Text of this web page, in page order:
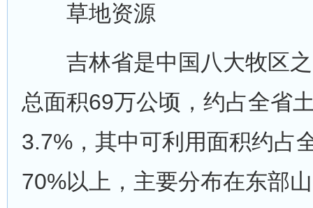
草地资源
吉林省是中国八大牧区之
总面积69万公顷，约占全省
3.7%，其中可利用面积约占
70%以上，主要分布在东部